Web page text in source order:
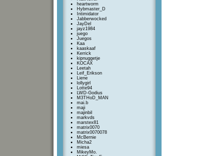
heartworm
Hybmaster_D
Intimidator
Jabberwocked
JayDel
jayz1984
juego
Juegos
Kaa
kaaskaaf
Kerrick
kipnuggetje
KOCAX
Leetah
Leif_Erikson
Liene
lollygirl
Lotte94
LWD-Godius
M3THoD_MAN
mai.b
maji
majinbil
markvds
marstex81
matrix0070
matrix0070078
McBernie
Micha2
miesa
MikeyMo.